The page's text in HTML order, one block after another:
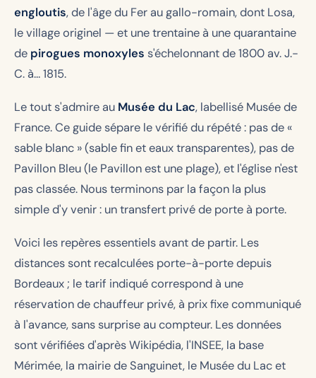
engloutis, de l'âge du Fer au gallo-romain, dont Losa,
le village originel — et une trentaine à une quarantaine
de pirogues monoxyles s'échelonnant de 1800 av. J.-
C. à… 1815.
Le tout s'admire au Musée du Lac, labellisé Musée de
France. Ce guide sépare le vérifié du répété : pas de «
sable blanc » (sable fin et eaux transparentes), pas de
Pavillon Bleu (le Pavillon est une plage), et l'église n'est
pas classée. Nous terminons par la façon la plus
simple d'y venir : un transfert privé de porte à porte.
Voici les repères essentiels avant de partir. Les
distances sont recalculées porte-à-porte depuis
Bordeaux ; le tarif indiqué correspond à une
réservation de chauffeur privé, à prix fixe communiqué
à l'avance, sans surprise au compteur. Les données
sont vérifiées d'après Wikipédia, l'INSEE, la base
Mérimée, la mairie de Sanguinet, le Musée du Lac et